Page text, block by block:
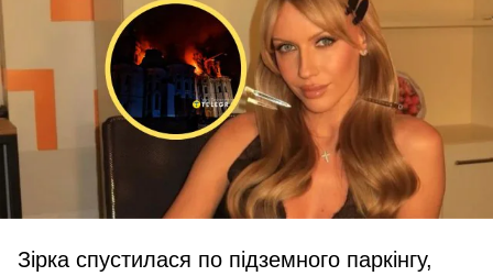
Зірка спустилася по підземного паркінгу,